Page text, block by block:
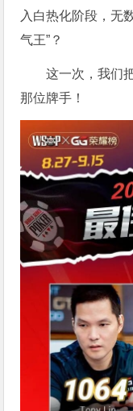
入白热化阶段，无
气王”？
这一次，我们
那位牌手！